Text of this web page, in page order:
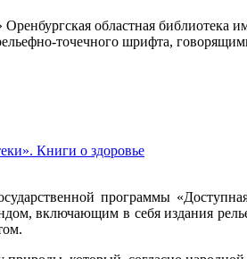
областная библиотека
точечного шрифта,
Книги о здоровье
программы
включающим в себя издания